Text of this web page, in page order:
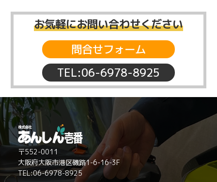
お気軽にお問い合わせください
TEL:06-6978-8925
問合せフォーム
〒552-0011
大阪府大阪市港区磯路1-6-16-3F
TEL:06-6978-8925